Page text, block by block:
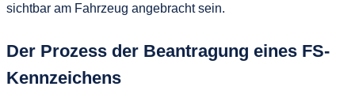
sichtbar am Fahrzeug angebracht sein.
Der Prozess der Beantragung eines FS-
Kennzeichens